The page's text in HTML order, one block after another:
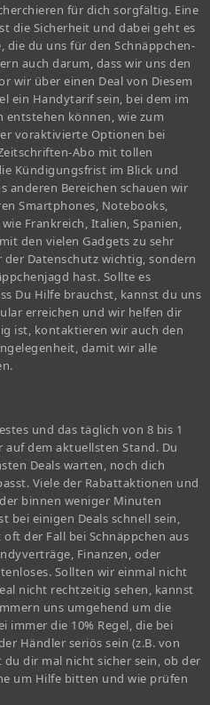
für dich sorgfältig. Eine
die Sicherheit und dabei geht es
die du uns für den Schnäppchen-
auch darum, dass wir uns den
wir über einen Deal von Diesem
ein Handytarif sein, bei dem im
entstehen können, wie zum
voraktivierte Optionen bei
Abo mit tollen
Kündigungsfrist im Blick und
anderen Bereichen schauen wir
Smartphones, Notebooks,
Frankreich, Italien, Spanien,
den vielen Gadgets zu sehr
Datenschutz wichtig, sondern
hast. Sollte es
Du Hilfe brauchst, kannst du uns
erreichen und wir helfen dir
ist, kontaktieren wir auch den
damit wir alle
und das täglich von 8 bis 1
dem aktuellsten Stand. Du
Deals warten, noch dich
Viele der Rabattaktionen und
binnen weniger Minuten
bei einigen Deals schnell sein,
der Fall bei Schnäppchen aus
Finanzen, oder
Sollten wir einmal nicht
nicht rechtzeitig sehen, kannst
uns umgehend um die
immer die 10% Regel, die bei
Händler seriös sein (z.B. von
dir mal nicht sicher sein, ob der
um Hilfe bitten und wie prüfen